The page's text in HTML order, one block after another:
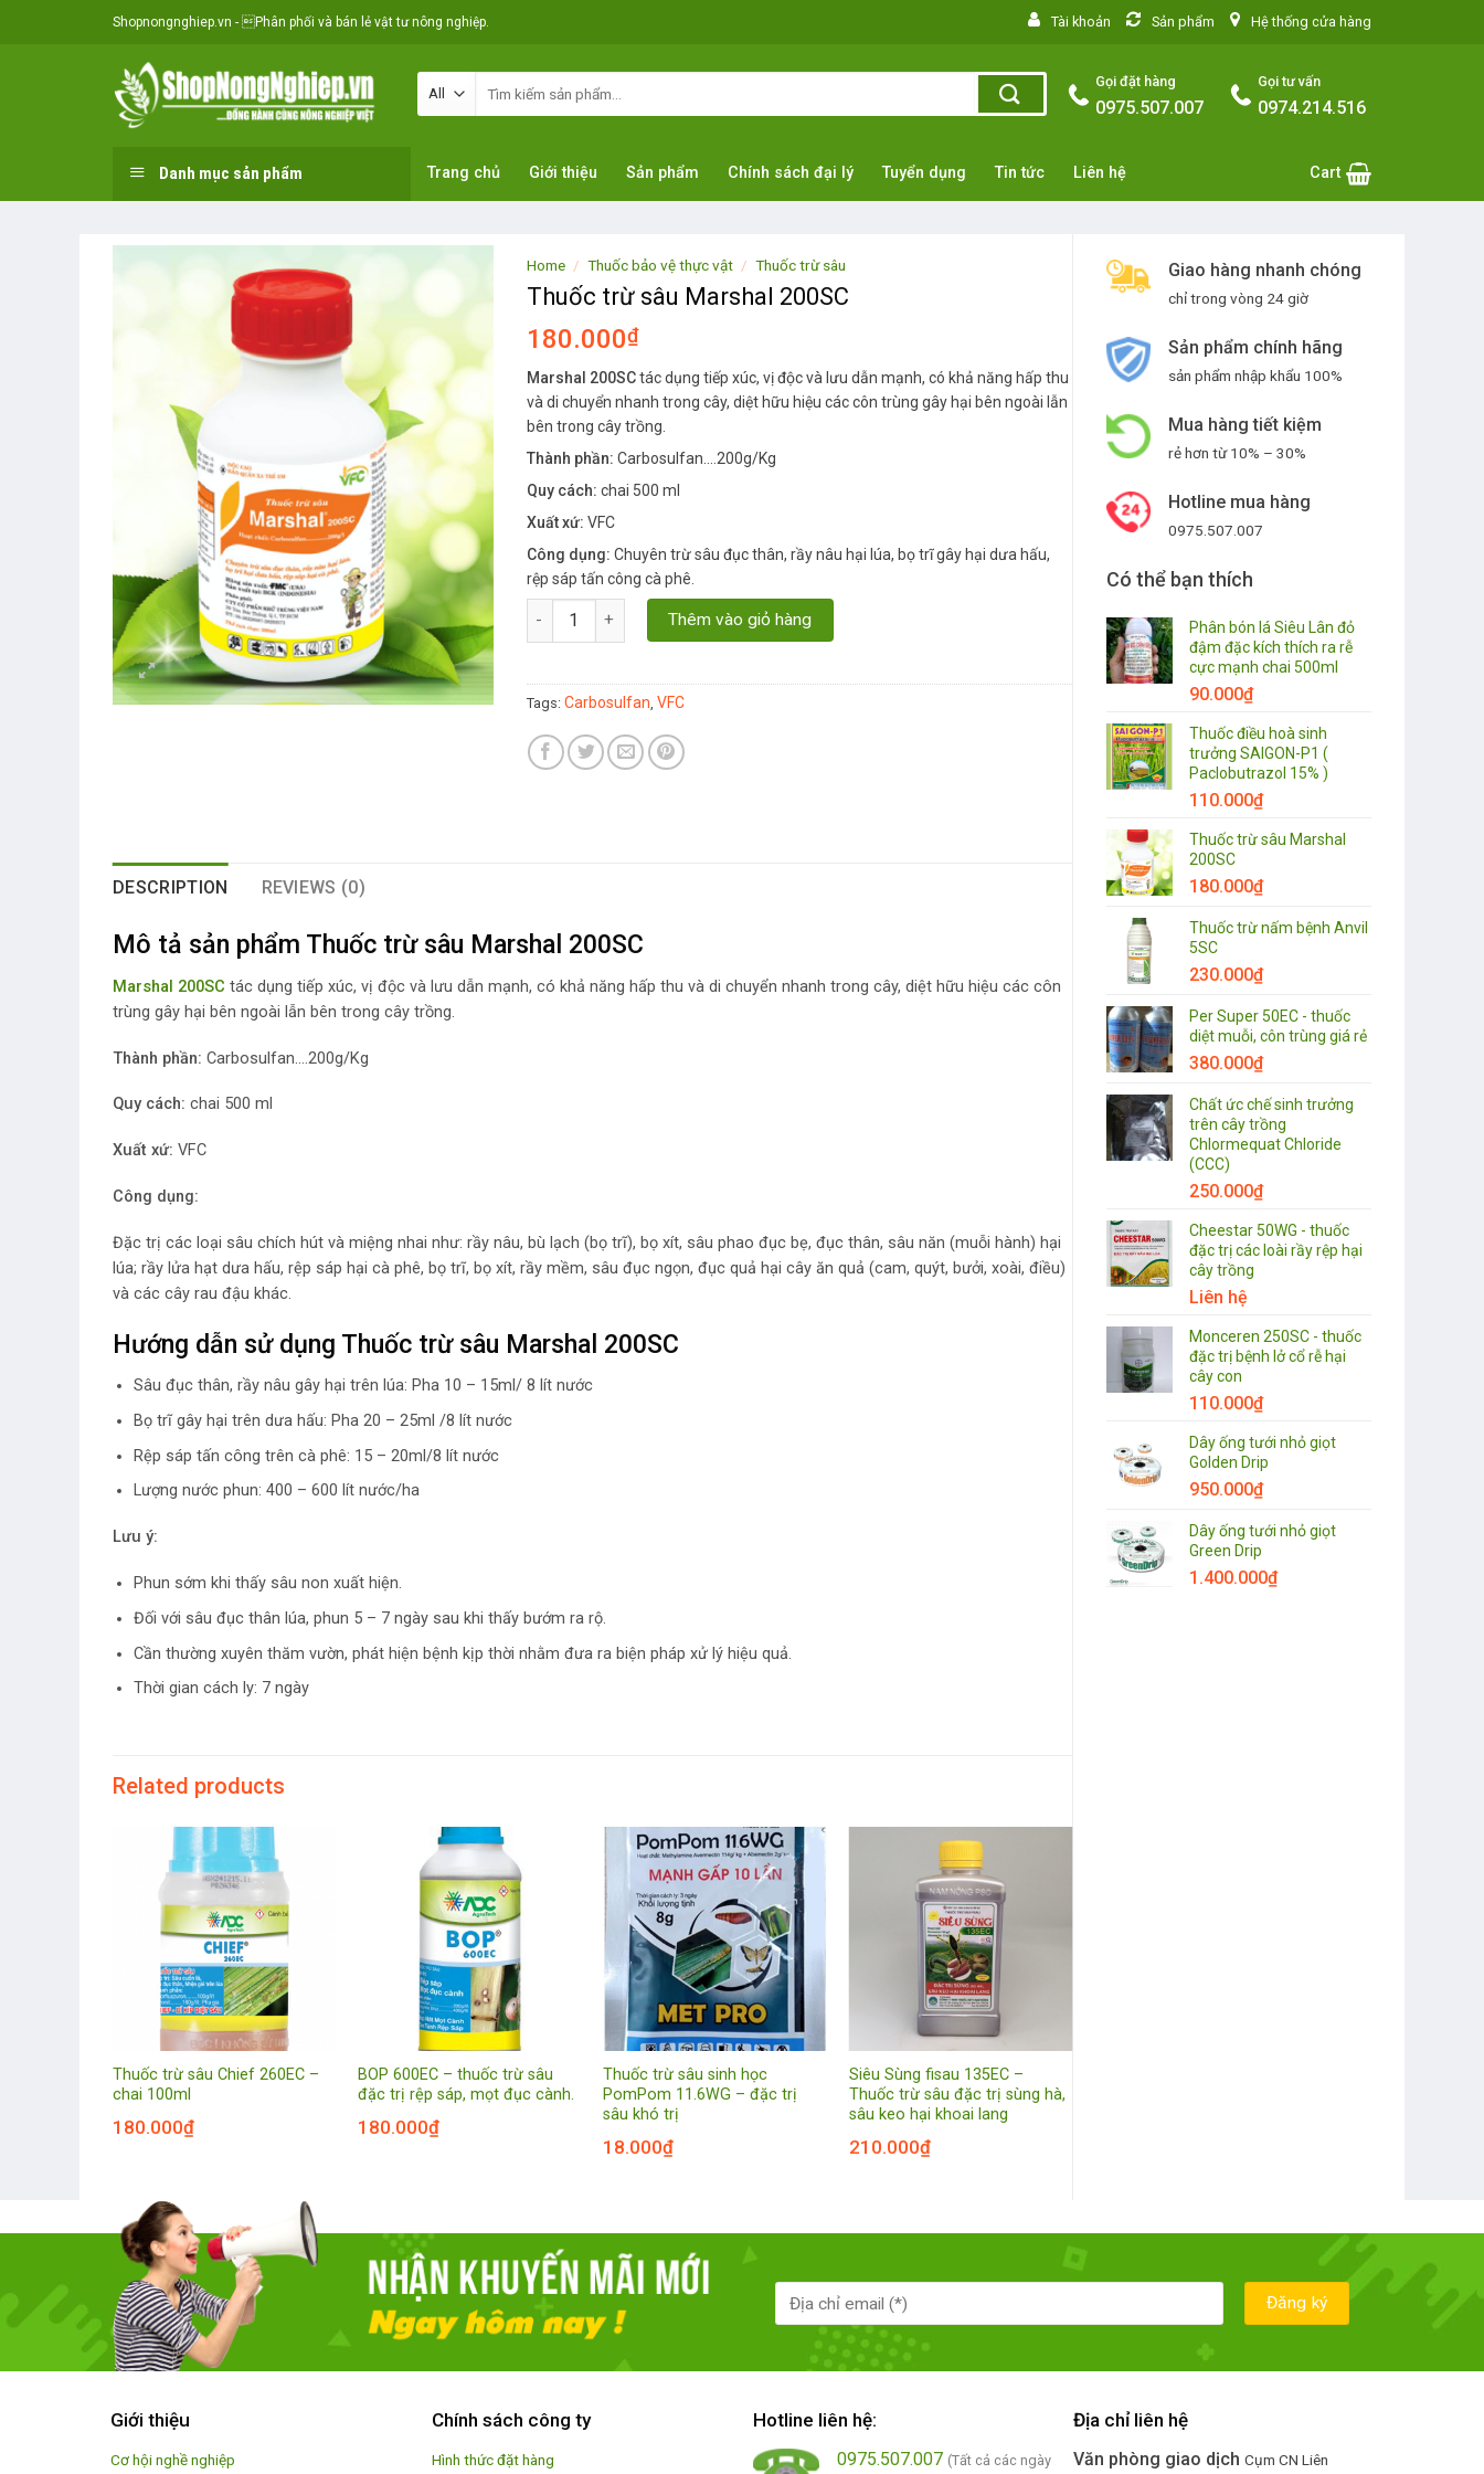
Shopnongnghiep.vn - Phân phối và bán lẻ vật tư nông nghiệp. Tài khoản Sản phẩm Hệ thống cửa hàng
Gọi đặt hàng
0975.507.007
Gọi tư vấn
0974.214.516
Danh mục sản phẩm Trang chủ Giới thiệu Sản phẩm Chính sách đại lý Tuyển dụng Tin tức Liên hệ Cart
Giao hàng nhanh chóng
chỉ trong vòng 24 giờ
Sản phẩm chính hãng
sản phẩm nhập khẩu 100%
Mua hàng tiết kiệm
rẻ hơn từ 10% – 30%
Hotline mua hàng
0975.507.007
Có thể bạn thích
Phân bón lá Siêu Lân đỏ
đậm đặc kích thích ra rễ
cực mạnh chai 500ml
90.000₫
Thuốc điều hoà sinh
trưởng SAIGON-P1 (
Paclobutrazol 15% )
110.000₫
Thuốc trừ sâu Marshal
200SC
180.000₫
Thuốc trừ nấm bệnh Anvil
5SC
230.000₫
Per Super 50EC - thuốc
diệt muỗi, côn trùng giá rẻ
380.000₫
Chất ức chế sinh trưởng
trên cây trồng
Chlormequat Chloride
(CCC)
250.000₫
Cheestar 50WG - thuốc
đặc trị các loài rầy rệp hại
cây trồng
Liên hệ
Monceren 250SC - thuốc
đặc trị bệnh lở cổ rễ hại
cây con
110.000₫
Dây ống tưới nhỏ giọt
Golden Drip
950.000₫
Dây ống tưới nhỏ giọt
Green Drip
1.400.000₫
Home / Thuốc bảo vệ thực vật / Thuốc trừ sâu
Thuốc trừ sâu Marshal 200SC
180.000₫
Marshal 200SCtác dụng tiếp xúc, vị độc và lưu dẫn mạnh, có khả năng hấp thu
và di chuyển nhanh trong cây, diệt hữu hiệu các côn trùng gây hại bên ngoài lẫn
bên trong cây trồng.
Thành phần: Carbosulfan….200g/Kg
Quy cách: chai 500 ml
Xuất xứ: VFC
Công dụng: Chuyên trừ sâu đục thân, rầy nâu hại lúa, bọ trĩ gây hại dưa hấu,
rệp sáp tấn công cà phê.
Thuốc trừ sâu Marshal 200SC quantity
Thêm vào giỏ hàng
Tags: Carbosulfan VFC
DESCRIPTION REVIEWS (0)
Mô tả sản phẩm Thuốc trừ sâu Marshal 200SC
Marshal 200SC tác dụng tiếp xúc, vị độc và lưu dẫn mạnh, có khả năng hấp thu và di chuyển nhanh trong cây, diệt hữu hiệu các côn
trùng gây hại bên ngoài lẫn bên trong cây trồng.
Thành phần: Carbosulfan….200g/Kg
Quy cách: chai 500 ml
Xuất xứ: VFC
Công dụng:
Đặc trị các loại sâu chích hút và miệng nhai như: rầy nâu, bù lạch (bọ trĩ), bọ xít, sâu phao đục bẹ, đục thân, sâu năn (muỗi hành) hại
lúa; rầy lửa hạt dưa hấu, rệp sáp hại cà phê, bọ trĩ, bọ xít, rầy mềm, sâu đục ngọn, đục quả hại cây ăn quả (cam, quýt, bưởi, xoài, điều)
và các cây rau đậu khác.
Hướng dẫn sử dụng Thuốc trừ sâu Marshal 200SC
Sâu đục thân, rầy nâu gây hại trên lúa: Pha 10 – 15ml/ 8 lít nước
Bọ trĩ gây hại trên dưa hấu: Pha 20 – 25ml /8 lít nước
Rệp sáp tấn công trên cà phê: 15 – 20ml/8 lít nước
Lượng nước phun: 400 – 600 lít nước/ha
Lưu ý:
Phun sớm khi thấy sâu non xuất hiện.
Đối với sâu đục thân lúa, phun 5 – 7 ngày sau khi thấy bướm ra rộ.
Cần thường xuyên thăm vườn, phát hiện bệnh kịp thời nhằm đưa ra biện pháp xử lý hiệu quả.
Thời gian cách ly: 7 ngày
Related products
Thuốc trừ sâu Chief 260EC –
chai 100ml
180.000₫
BOP 600EC – thuốc trừ sâu
đặc trị rệp sáp, mọt đục cành.
180.000₫
Thuốc trừ sâu sinh học
PomPom 11.6WG – đặc trị
sâu khó trị
18.000₫
Siêu Sùng fisau 135EC –
Thuốc trừ sâu đặc trị sùng hà,
sâu keo hại khoai lang
210.000₫
Giới thiệu
Cơ hội nghề nghiệp
Chính sách công ty
Hình thức đặt hàng
Hotline liên hệ:
0975.507.007 (Tất cả các ngày
Địa chỉ liên hệ
Văn phòng giao dịch Cụm CN Liên